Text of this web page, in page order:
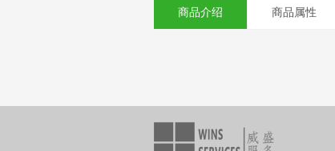
商品介绍 商品属性